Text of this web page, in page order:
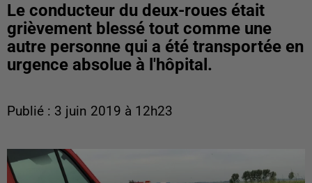
Le conducteur du deux-roues était
grièvement blessé tout comme une
autre personne qui a été transportée en
urgence absolue à l'hôpital.
Publié : 3 juin 2019 à 12h23